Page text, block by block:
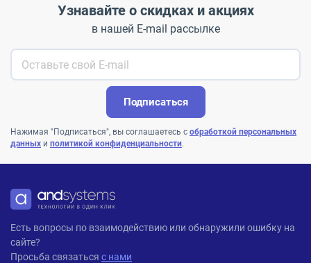
Узнавайте о скидках и акциях
в нашей E-mail рассылке
Подписаться
Нажимая "Подписаться", вы соглашаетесь с обработкой персональных
данных и политикой конфиденциальности.
ANDPRO
Есть вопросы по взаимодействию или обнаружили ошибку на
сайте?
Просьба связаться с нами